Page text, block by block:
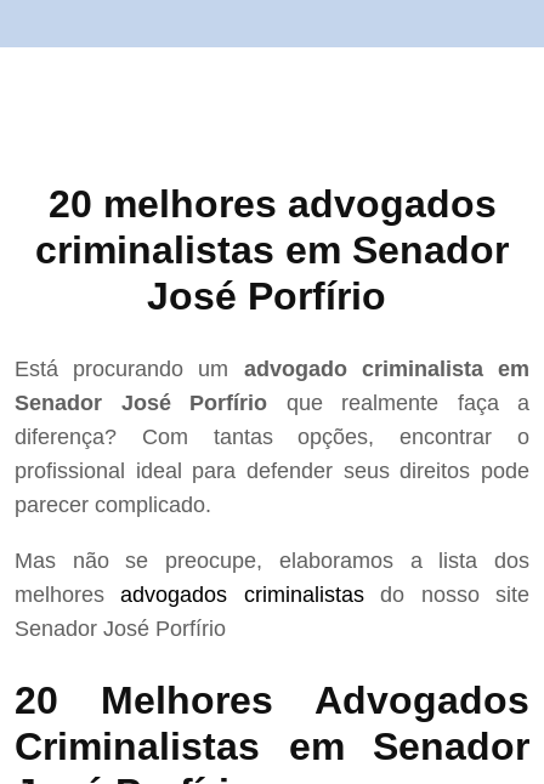
20 melhores advogados
criminalistas em Senador
José Porfírio
Está procurando um advogado criminalista em
Senador José Porfírio que realmente faça a
diferença? Com tantas opções, encontrar o
profissional ideal para defender seus direitos pode
parecer complicado.
Mas não se preocupe, elaboramos a lista dos
melhoresadvogados criminalistasdo nosso site
Senador José Porfírio
20 Melhores Advogados
Criminalistas em Senador